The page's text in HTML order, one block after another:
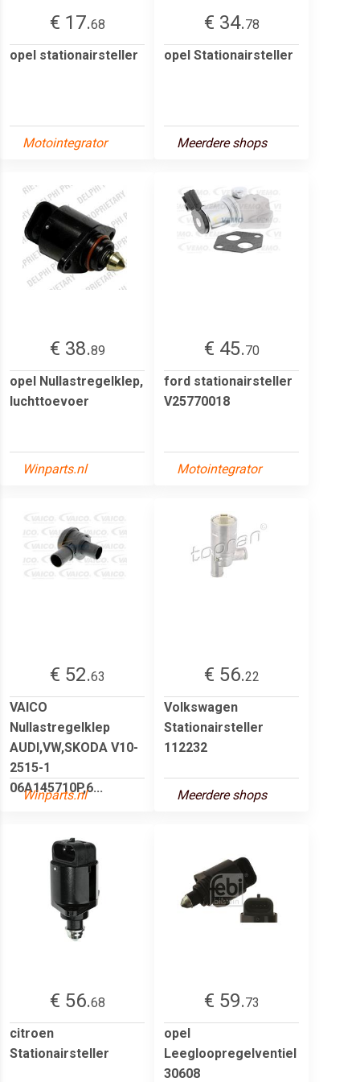
€ 17.68
opel stationairsteller
Motointegrator
€ 34.78
opel Stationairsteller
Meerdere shops
€ 38.89
opel Nullastregelklep,
luchttoevoer
Winparts.nl
€ 45.70
ford stationairsteller
V25770018
Motointegrator
€ 52.63
VAICO
Nullastregelklep
AUDI,VW,SKODA V10-
2515-1
06A145710P,6...
Winparts.nl
€ 56.22
Volkswagen
Stationairsteller
112232
Meerdere shops
€ 56.68
citroen
Stationairsteller
€ 59.73
opel
Leegloopregelventiel
30608